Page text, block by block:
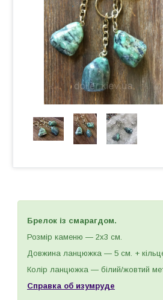
Брелок із смарагдом.
Розмір каменю — 2х3 см.
Довжина ланцюжка — 5 см. +
Колір ланцюжка — білий/жовтий
Справка об изумруде